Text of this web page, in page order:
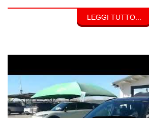
12 mesi di garanzia su tutte le auto con
veicoli aziendali
Cronologia tagliandi certificata, per la
Assistenza completa dal primo contatto
Dove trovarci
LEGGI TUTTO...